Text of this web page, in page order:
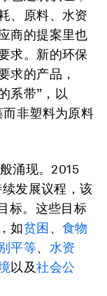
、原料、水资
商的提案里也
求。新的环保
求的产品，
系带”，以
而非塑料为原料
涌现。2015
发展议程，该
标。这些目标
如贫困 、食物
平等、 水资
以及社会公